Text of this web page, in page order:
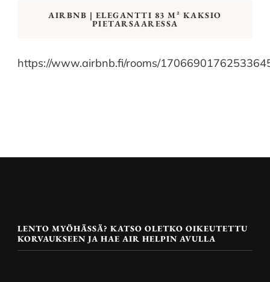
AIRBNB | ELEGANTTI 83 M² KAKSIO
PIETARSAARESSA
https://www.airbnb.fi/rooms/
LENTO MYÖHÄSSÄ? KATSO OLETKO OIKEUTETTU
KORVAUKSEEN JA HAE AIR HELPIN AVULLA